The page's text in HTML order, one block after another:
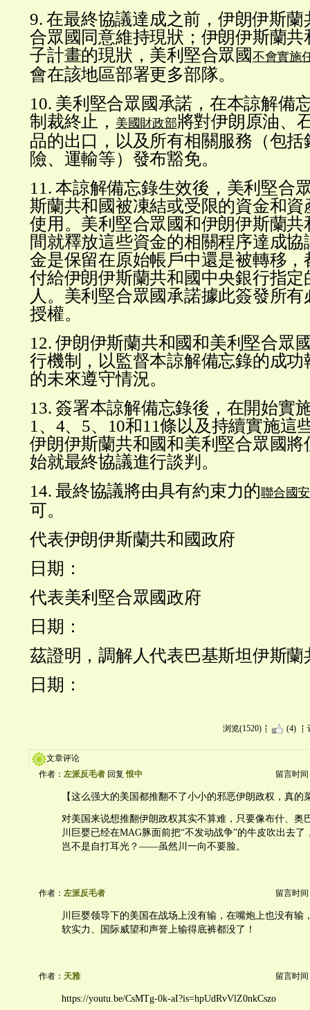
9. 在最終協議達成之前，伊朗伊斯
合眾國同意維持現狀；伊朗伊斯蘭共
子計畫的現狀，美利堅合眾國 不會實施
會在該地區部署更多部隊。
10. 美利堅合眾國承諾，在本諒解備
制裁終止， 美國財政部將對伊朗原油、
品的出口，以及所有相關服務（包括
險、運輸等）發布豁免。
11. 本諒解備忘錄生效後，美利堅合
斯蘭共和國被凍結或受限的資金和資
使用。美利堅合眾國和伊朗伊斯蘭共
間就釋放這些資金的相關程序達成
金是保留在原始帳戶中還是被轉移，
付給伊朗伊斯蘭共和國中央銀行指定
人。美利堅合眾國承諾據此簽發所
授權。
12. 伊朗伊斯蘭共和國和美利堅合眾
行機制，以監督本諒解備忘錄的成功
的未來遵守情況。
13. 簽署本諒解備忘錄後，在開始實
1、4、5、10和11條以及持續實施這
伊朗伊斯蘭共和國和美利堅合眾國將
始就最終協議進行談判。
14. 最終協議將由具有約束力的聯合國
可。
代表伊朗伊斯蘭共和國政府
日期：
代表美利堅合眾國政府
日期：
茲證明，調解人代表巴基斯坦伊斯蘭
日期：
浏览(1520) (4)
文章评论
作者： 左派反毛者 回复恨中 留言时间
【这么强大的美国都推翻不了小小的邪恶伊朗政权，真的
对美国来说想推翻伊朗政权其实不算难，只要像布什、奥
川巨婴已经在MAG豚面前把“不发动战争”的牛皮吹出去了
岂不是自打耳光？——虽然川一向不要脸。
作者： 左派反毛者 留言时间
川巨婴领导下的美国在战场上没有输，在嘴炮上也没有输
软实力、国际威望和声誉上输得底裤都没了！
作者： 天雅 留言时间
https://youtu.be/CsMTg-0k-aI?is=hpUdRvVlZ0nkCszo